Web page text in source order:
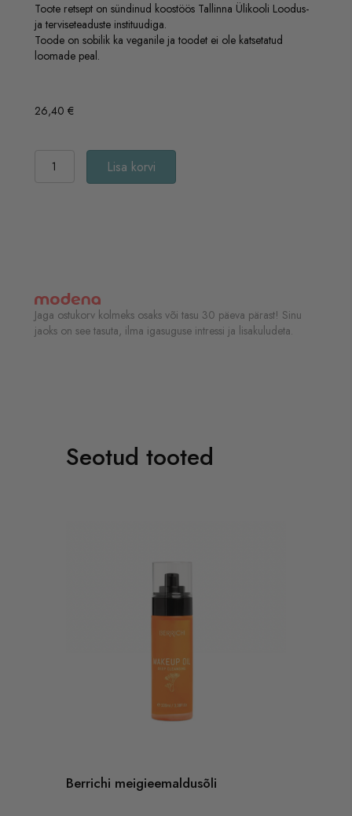
Toote retsept on sündinud koostöös Tallinna Ülikooli Loodus-
ja terviseteaduste instituudiga.
Toode on sobilik ka veganile ja toodet ei ole katsetatud
loomade peal.
26,40 €
silmakreem
Lisa korvi
Jaga ostukorv kolmeks osaks või tasu 30 päeva pärast! Sinu
jaoks on see tasuta, ilma igasuguse intressi ja lisakuludeta.
Seotud tooted
Berrichi meigieemaldusõli